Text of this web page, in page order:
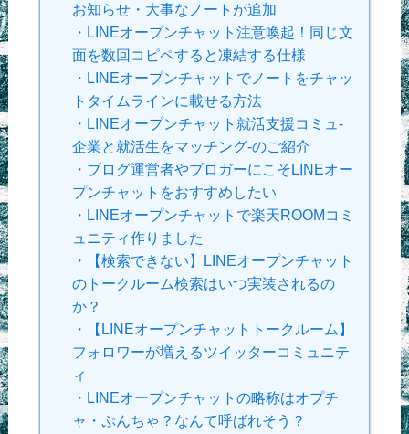
お知らせ・大事なノートが追加
・ LINEオープンチャット注意喚起！同じ文
面を数回コピペすると凍結する仕様
・ LINEオープンチャットでノートをチャッ
トタイムラインに載せる方法
・ LINEオープンチャット就活支援コミュ-
企業と就活生をマッチング-のご紹介
・ ブログ運営者やブロガーにこそLINEオー
プンチャットをおすすめしたい
・ LINEオープンチャットで楽天ROOMコミ
ュニティ作りました
・
【検索できない】LINEオープンチャット
のトークルーム検索はいつ実装されるの
か？
・
【LINEオープンチャットトークルーム】
フォロワーが増えるツイッターコミュニテ
ィ
・ LINEオープンチャットの略称はオプチ
ャ・ぷんちゃ？なんて呼ばれそう？